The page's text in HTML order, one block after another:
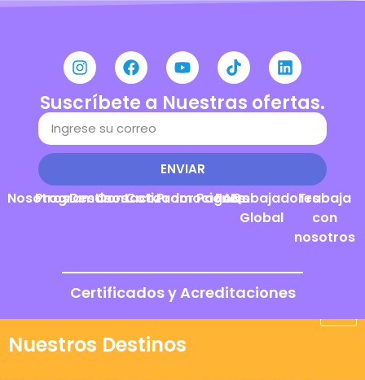
Suscríbete a Nuestras ofertas.
ENVIAR
Nosotros
Programas
Destinos
Contacto
Cotizador
Promociones
Pagos
FAQs
Embajadores
Global
Trabaja
con
nosotros
Certificados y Acreditaciones
Nuestros Destinos